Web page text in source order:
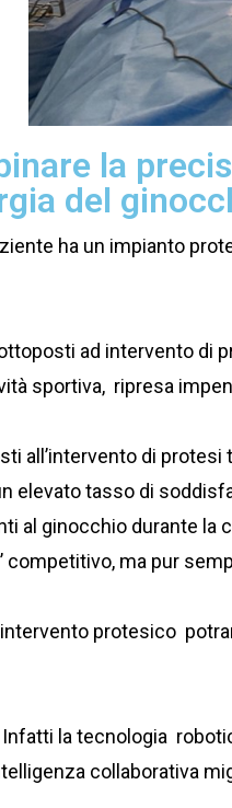
la
del
ha un impianto
ad intervento
sportiva, ripresa
all’intervento di
elevato tasso di
al ginocchio durante
competitivo, ma pur
protesico
la tecnologia
collaborativa